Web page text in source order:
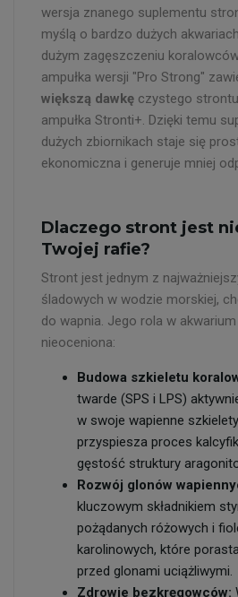
wersja znanego suplementu
myślą o bardzo dużych
dużym zagęszczeniu
ampułka wersji "Pro Strong"
większą dawkę czystego
ampułka Stronti+. Dzięki temu
dużych zbiornikach staje się
ekonomiczna i generuje mniej
Dlaczego stront jest
Twojej rafie?
Stront jest jednym z
śladowych w wodzie morskiej,
do wapnia. Jego rola w
nieoceniona:
Budowa szkieletu
twarde (SPS i LPS)
w swoje wapienne
przyspiesza proces
gęstość struktury
Rozwój glonów
kluczowym składnikiem
pożądanych różowych i
karolinowych, które
przed glonami uciążliwymi.
Zdrowie bezkręgowców: